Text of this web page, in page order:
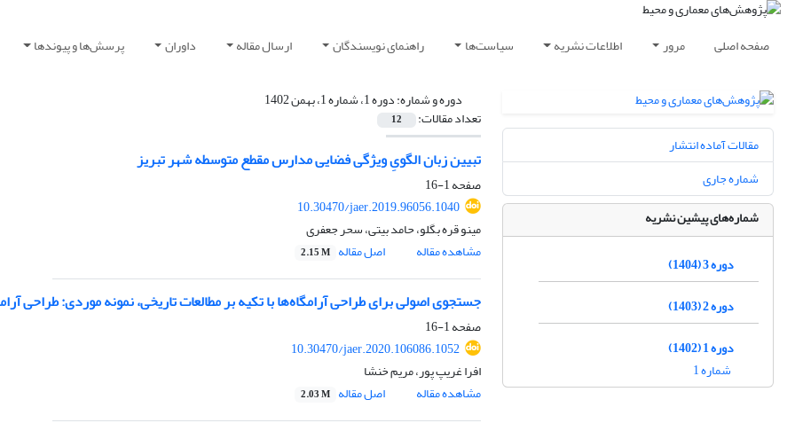
صفحه اصلی مرور اطلاعات نشریه سیاست‌ها راهنمای نویسندگان ارسال مقاله داوران پرسش‌ها و پیوندها
دوره و شماره:دوره 1، شماره 1، بهمن 1402
تعداد مقالات: 12
تبیین زبان الگویِ ویژگی‌ فضایی مدارس مقطع متوسطه شهر تبریز
صفحه1-16
10.30470/jaer.2019.96056.1040
مینو قره بگلو، حامد بیتی، سحر جعفری
مشاهده مقاله
اصل مقاله 2.15 M
جستجوی اصولی برای طراحی آرامگاه‌ها با تکیه بر مطالعات تاریخی، نمونه موردی: طراحی
صفحه1-16
10.30470/jaer.2020.106086.1052
افرا غریپ پور، مریم خنشا
مشاهده مقاله
اصل مقاله 2.03 M
مقالات آماده انتشار
شماره جاری
شماره‌های پیشین نشریه
دوره 3 (1404)
دوره 2 (1403)
دوره 1 (1402)
شماره 1